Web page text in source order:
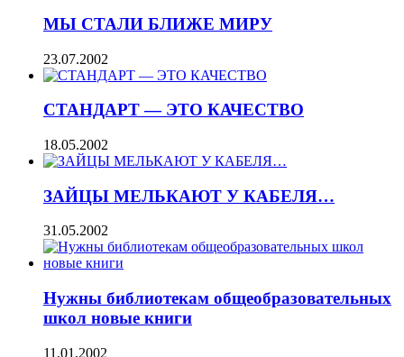
МЫ СТАЛИ БЛИЖЕ МИРУ
23.07.2002
СТАНДАРТ — ЭТО КАЧЕСТВО
18.05.2002
ЗАЙЦЫ МЕЛЬКАЮТ У КАБЕЛЯ…
31.05.2002
Нужны библиотекам общеобразовательных
школ новые книги
11.01.2002